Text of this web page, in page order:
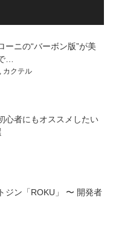
ーニの“バーボン版”が美
…
カクテル
心者にもオススメしたい
ジン「ROKU」 〜 開発者